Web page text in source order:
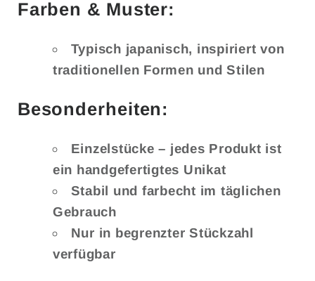
Farben & Muster:
Typisch japanisch, inspiriert von
traditionellen Formen und Stilen
Besonderheiten:
Einzelstücke – jedes Produkt ist
ein handgefertigtes Unikat
Stabil und farbecht im täglichen
Gebrauch
Nur in begrenzter Stückzahl
verfügbar